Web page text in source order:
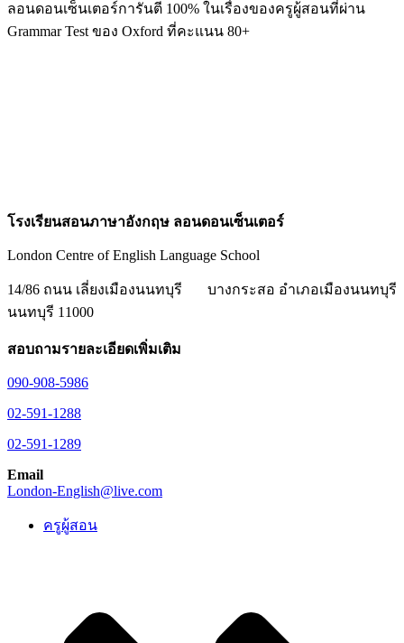
ลอนดอนเซ็นเตอร์การันตี 100% ในเรื่องของครูผู้สอนที่ผ่าน
Grammar Test ของ Oxford ที่คะแนน 80+
โรงเรียนสอนภาษาอังกฤษ ลอนดอนเซ็นเตอร์
London Centre of English Language School
14/86 ถนน เลี่ยงเมืองนนทบุรี บางกระสอ อำเภอเมืองนนทบุรี
นนทบุรี 11000
สอบถามรายละเอียดเพิ่มเติม
090-908-5986
02-591-1288
02-591-1289
Email
London-English@live.com
ครูผู้สอน